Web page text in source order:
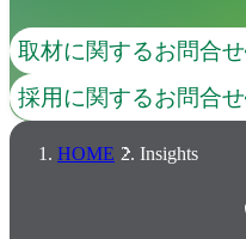
取材に関するお問合せ
採用に関するお問合せ
HOME Insights